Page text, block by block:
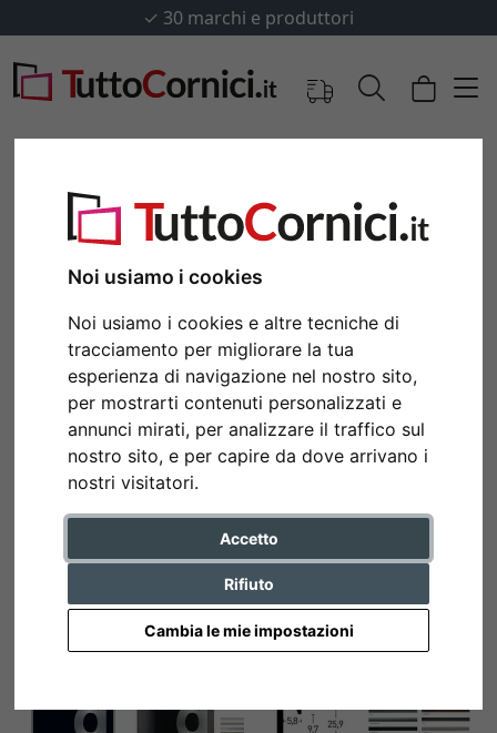
Noi usiamo i cookies
Noi usiamo i cookies e altre tecniche di
tracciamento per migliorare la tua
esperienza di navigazione nel nostro sito,
per mostrarti contenuti personalizzati e
annunci mirati, per analizzare il traffico sul
nostro sito, e per capire da dove arrivano i
nostri visitatori.
Accetto
Rifiuto
Cambia le mie impostazioni
✓ 30 marchi e produttori
Indietro